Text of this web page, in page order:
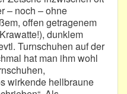
– noch – ohne
offen getragenem
dunklem
Turnschuhen auf der
hat man ihm wohl
wirkende hellbraune